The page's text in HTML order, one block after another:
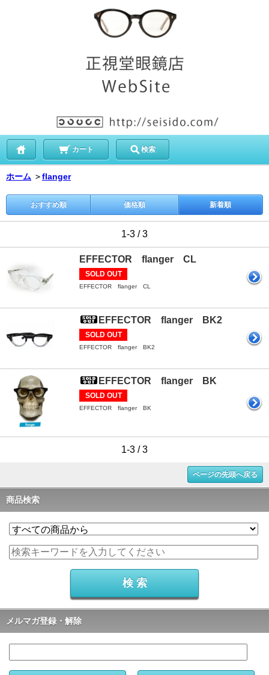
カート 検索
ホーム ＞flanger
おすすめ順 価格順 新着順
1-3 / 3
EFFECTOR flanger CL
SOLD OUT
EFFECTOR flanger CL
EFFECTOR flanger BK2
SOLD OUT
EFFECTOR flanger BK2
EFFECTOR flanger BK
SOLD OUT
EFFECTOR flanger BK
1-3 / 3
ページの先頭へ戻る
商品検索
メルマガ登録・解除